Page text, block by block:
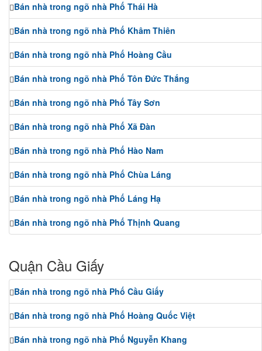
Bán nhà trong ngõ nhà Phố Thái Hà
Bán nhà trong ngõ nhà Phố Khâm Thiên
Bán nhà trong ngõ nhà Phố Hoàng Cầu
Bán nhà trong ngõ nhà Phố Tôn Đức Thắng
Bán nhà trong ngõ nhà Phố Tây Sơn
Bán nhà trong ngõ nhà Phố Xã Đàn
Bán nhà trong ngõ nhà Phố Hào Nam
Bán nhà trong ngõ nhà Phố Chùa Láng
Bán nhà trong ngõ nhà Phố Láng Hạ
Bán nhà trong ngõ nhà Phố Thịnh Quang
Quận Cầu Giấy
Bán nhà trong ngõ nhà Phố Cầu Giấy
Bán nhà trong ngõ nhà Phố Hoàng Quốc Việt
Bán nhà trong ngõ nhà Phố Nguyễn Khang